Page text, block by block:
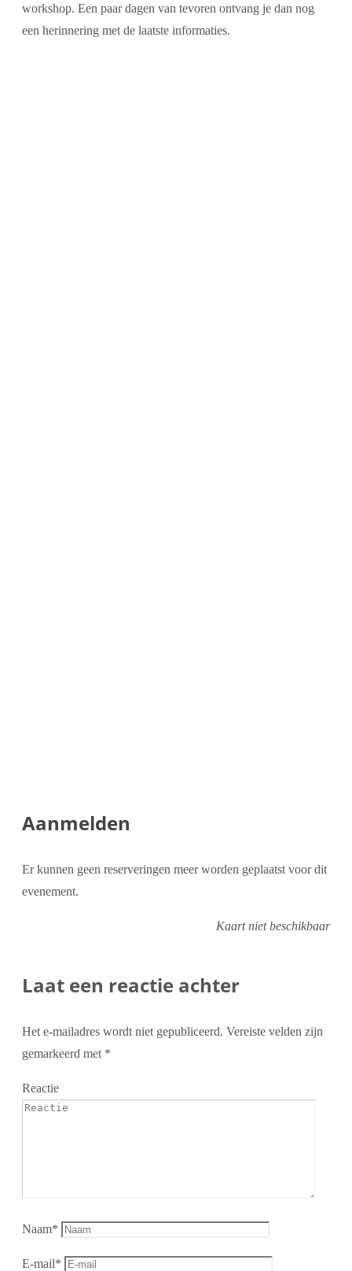
workshop. Een paar dagen van tevoren ontvang je dan nog
een herinnering met de laatste informaties.
Aanmelden
Er kunnen geen reserveringen meer worden geplaatst voor dit
evenement.
Kaart niet beschikbaar
Laat een reactie achter
Het e-mailadres wordt niet gepubliceerd. Vereiste velden zijn
gemarkeerd met *
Reactie
Naam*
E-mail*